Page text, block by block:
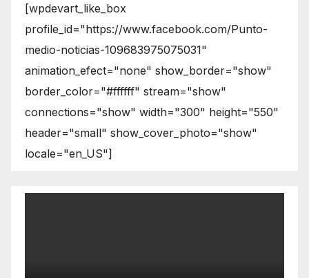
[wpdevart_like_box
profile_id="https://www.facebook.com/Punto-
medio-noticias-109683975075031"
animation_efect="none" show_border="show"
border_color="#ffffff" stream="show"
connections="show" width="300" height="550"
header="small" show_cover_photo="show"
locale="en_US"]